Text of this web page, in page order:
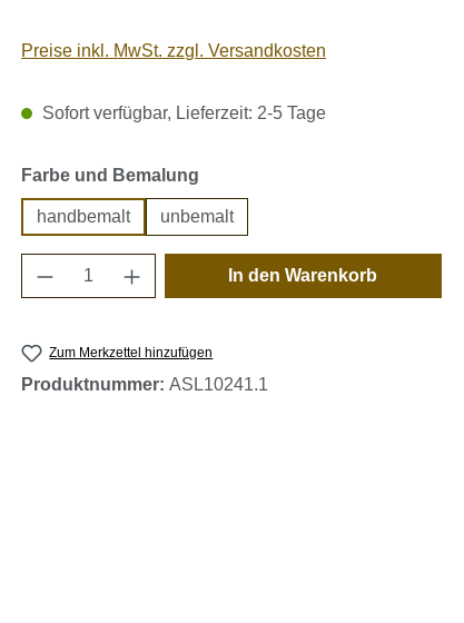
Preise inkl. MwSt. zzgl. Versandkosten
Sofort verfügbar, Lieferzeit: 2-5 Tage
Farbe und Bemalung
handbemalt unbemalt
Produkt Anzahl: Gib den
In den Warenkorb
Zum Merkzettel hinzufügen
Produktnummer:ASL10241.1